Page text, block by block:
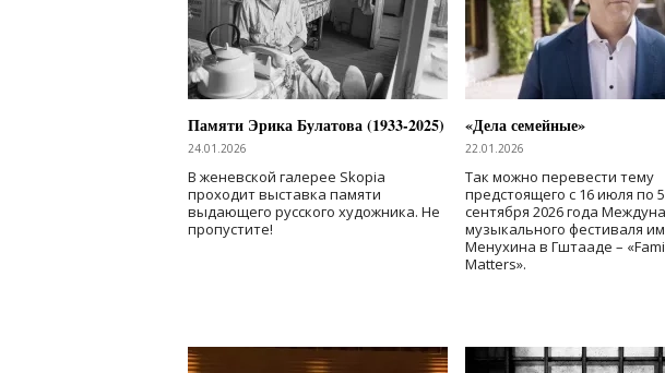
Памяти Эрика Булатова (1933-2025)
24.01.2026
В женевской галерее Skopia
проходит выставка памяти
выдающего русского художника. Не
пропустите!
«Дела семейные»
22.01.2026
Так можно перевести тему
предстоящего с 16 июля по 5
сентября 2026 года
музыкального фестиваля
Менухина в Гштааде –
Matters».